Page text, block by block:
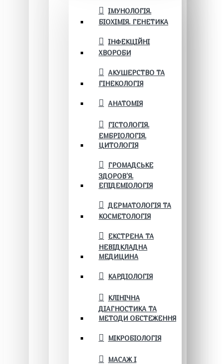
ІМУНОЛОГІЯ.
БІОХІМІЯ. ГЕНЕТИКА
ІНФЕКЦІЙНІ
ХВОРОБИ
АКУШЕРСТВО ТА
ГІНЕКОЛОГІЯ
АНАТОМІЯ
ГІСТОЛОГІЯ.
ЕМБРІОЛОГІЯ.
ЦИТОЛОГІЯ
ГРОМАДСЬКЕ
ЗДОРОВ’Я.
ЕПІДЕМІОЛОГІЯ
ДЕРМАТОЛОГІЯ ТА
КОСМЕТОЛОГІЯ
ЕКСТРЕНА ТА
НЕВІДКЛАДНА
МЕДИЦИНА
КАРДІОЛОГІЯ
КЛІНІЧНА
ДІАГНОСТИКА ТА
МЕТОДИ ОБСТЕЖЕННЯ
МІКРОБІОЛОГІЯ
МАСАЖ І